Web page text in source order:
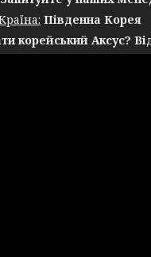
Південна Корея
корейський Аксус?